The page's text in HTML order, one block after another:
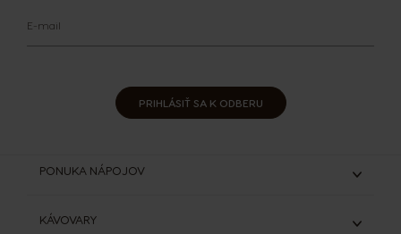
E-mail
PRIHLÁSIŤ SA K ODBERU
PONUKA NÁPOJOV
Lungo & Grande
KÁVOVARY